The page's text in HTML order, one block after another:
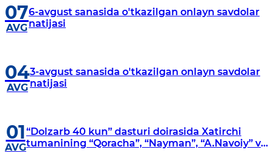
07
AVG
6-avgust sanasida o'tkazilgan onlayn savdolar
natijasi
04
AVG
3-avgust sanasida o'tkazilgan onlayn savdolar
natijasi
01
AVG
“Dolzarb 40 kun” dasturi doirasida Xatirchi
tumanining “Qoracha”, “Nayman”, “A.Navoiy” va